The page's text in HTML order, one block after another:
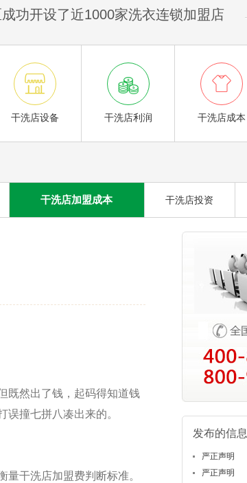
功开设了近1000家洗衣连锁加盟店

干洗店设备

干洗店利润

干洗店成本
干洗店加盟成本 干洗店投资
既然出了钱，起码得知道钱
撞七拼八凑出来的。
干洗店加盟费判断标准。
发布的信息
严正声明
严正声明